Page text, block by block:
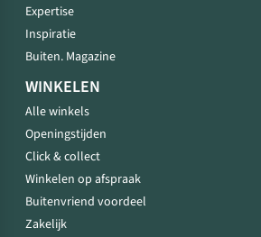
Expertise
Inspiratie
Buiten. Magazine
WINKELEN
Alle winkels
Openingstijden
Click & collect
Winkelen op afspraak
Buitenvriend voordeel
Zakelijk